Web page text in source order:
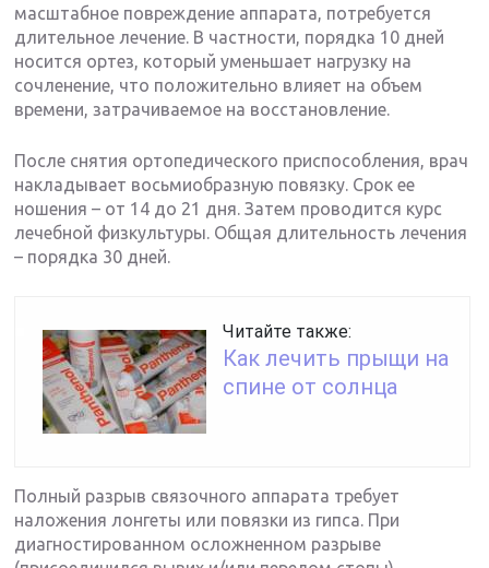
масштабное повреждение аппарата, потребуется
длительное лечение. В частности, порядка 10 дней
носится ортез, который уменьшает нагрузку на
сочленение, что положительно влияет на объем
времени, затрачиваемое на восстановление.
После снятия ортопедического приспособления, врач
накладывает восьмиобразную повязку. Срок ее
ношения – от 14 до 21 дня. Затем проводится курс
лечебной физкультуры. Общая длительность лечения
– порядка 30 дней.
Читайте также:
Как лечить прыщи на
спине от солнца
Полный разрыв связочного аппарата требует
наложения лонгеты или повязки из гипса. При
диагностированном осложненном разрыве